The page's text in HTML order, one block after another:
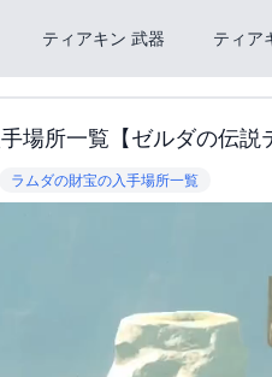
ティアキン 武器 ティア
場所一覧【ゼルダの伝説
ラムダの財宝の入手場所一覧